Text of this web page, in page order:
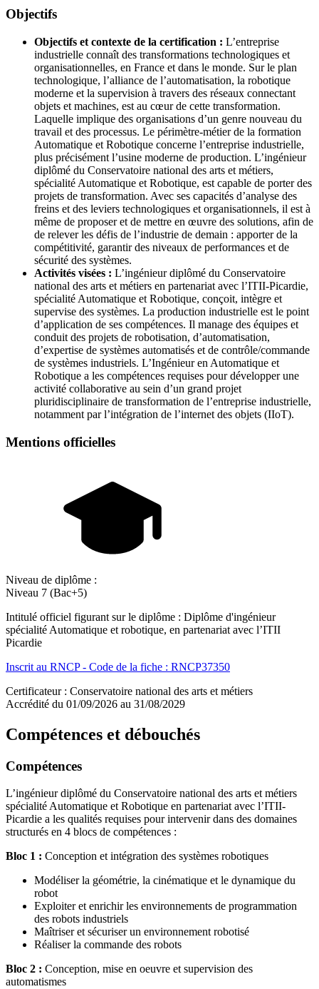
Objectifs
Objectifs et contexte de la certification : L’entreprise
industrielle connaît des transformations technologiques et
organisationnelles, en France et dans le monde. Sur le plan
technologique, l’alliance de l’automatisation, la robotique
moderne et la supervision à travers des réseaux connectant
objets et machines, est au cœur de cette transformation.
Laquelle implique des organisations d’un genre nouveau du
travail et des processus. Le périmètre-métier de la formation
Automatique et Robotique concerne l’entreprise industrielle,
plus précisément l’usine moderne de production. L’ingénieur
diplômé du Conservatoire national des arts et métiers,
spécialité Automatique et Robotique, est capable de porter des
projets de transformation. Avec ses capacités d’analyse des
freins et des leviers technologiques et organisationnels, il est à
même de proposer et de mettre en œuvre des solutions, afin de
de relever les défis de l’industrie de demain : apporter de la
compétitivité, garantir des niveaux de performances et de
sécurité des systèmes.
Activités visées : L’ingénieur diplômé du Conservatoire
national des arts et métiers en partenariat avec l’ITII-Picardie,
spécialité Automatique et Robotique, conçoit, intègre et
supervise des systèmes. La production industrielle est le point
d’application de ses compétences. Il manage des équipes et
conduit des projets de robotisation, d’automatisation,
d’expertise de systèmes automatisés et de contrôle/commande
de systèmes industriels. L’Ingénieur en Automatique et
Robotique a les compétences requises pour développer une
activité collaborative au sein d’un grand projet
pluridisciplinaire de transformation de l’entreprise industrielle,
notamment par l’intégration de l’internet des objets (IIoT).
Mentions officielles
Niveau de diplôme :
Niveau 7 (Bac+5)
Intitulé officiel figurant sur le diplôme : Diplôme d'ingénieur
spécialité Automatique et robotique, en partenariat avec l’ITII
Picardie
Inscrit au RNCP - Code de la fiche : RNCP37350
Certificateur : Conservatoire national des arts et métiers
Accrédité du 01/09/2026 au 31/08/2029
Compétences et débouchés
Compétences
L’ingénieur diplômé du Conservatoire national des arts et métiers
spécialité Automatique et Robotique en partenariat avec l’ITII-
Picardie a les qualités requises pour intervenir dans des domaines
structurés en 4 blocs de compétences :
Bloc 1 : Conception et intégration des systèmes robotiques
Modéliser la géométrie, la cinématique et le dynamique du
robot
Exploiter et enrichir les environnements de programmation
des robots industriels
Maîtriser et sécuriser un environnement robotisé
Réaliser la commande des robots
Bloc 2 : Conception, mise en oeuvre et supervision des
automatismes